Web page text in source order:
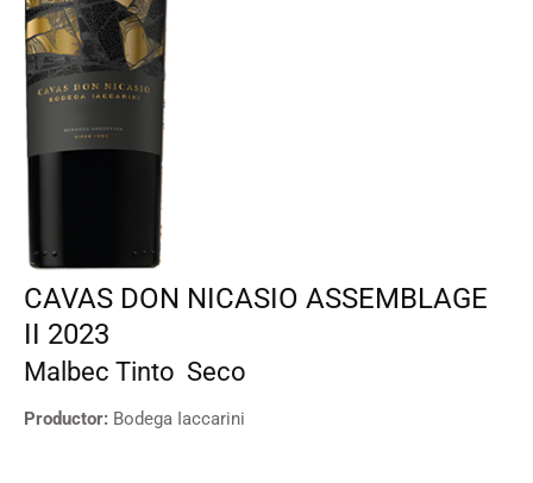
CAVAS DON NICASIO ASSEMBLAGE
II 2023
Malbec Tinto Seco
Productor: Bodega Iaccarini